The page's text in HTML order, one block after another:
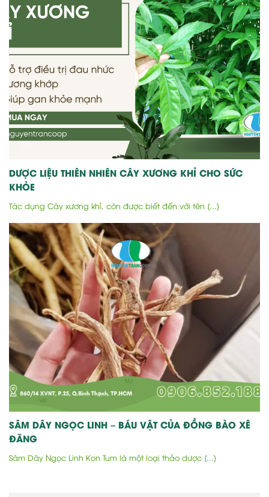
DƯỢC LIỆU THIÊN NHIÊN CÂY XƯƠNG KHỈ CHO SỨC
KHỎE
Tác dụng Cây xương khỉ, còn được biết đến với tên [...]
SÂM DÂY NGỌC LINH – BÁU VẬT CỦA ĐỒNG BÀO XÊ
ĐĂNG
Sâm Dây Ngọc Linh Kon Tum là một loại thảo dược [...]